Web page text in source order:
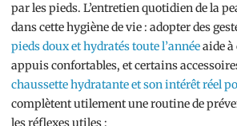
par les pieds. L’entretien quotidien de la
dans cette hygiène de vie : adopter des
pieds doux et hydratés toute l’annéeaide à
appuis confortables, et certains
chaussette hydratante et son intérêt réel
complètent utilement une routine de
les réflexes utiles :